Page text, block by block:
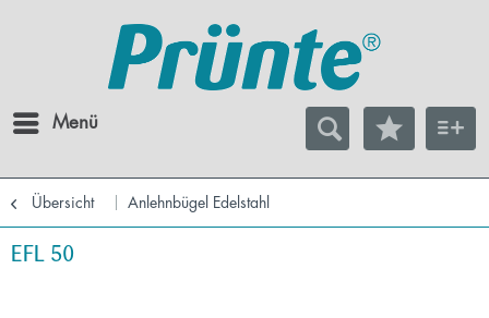
Menü
Übersicht Anlehnbügel Edelstahl
EFL 50